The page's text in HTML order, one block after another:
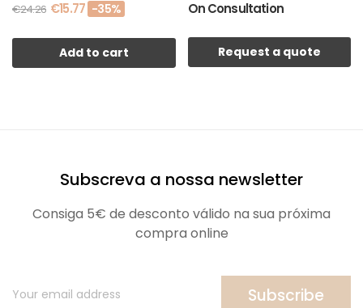
€24.26 €15.77 -35%
Add to cart
On Consultation
Request a quote
Subscreva a nossa newsletter
Consiga 5€ de desconto válido na sua próxima
compra online
Subscribe